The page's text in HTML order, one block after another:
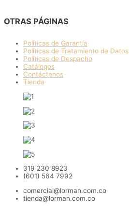
OTRAS PÁGINAS
Políticas de Garantía
Políticas de Tratamiento de Datos
Políticas de Despacho
Catálogos
Contáctenos
Tienda
319 230 8923
(601) 564 7992
comercial@lorman.com.co
tienda@lorman.com.co